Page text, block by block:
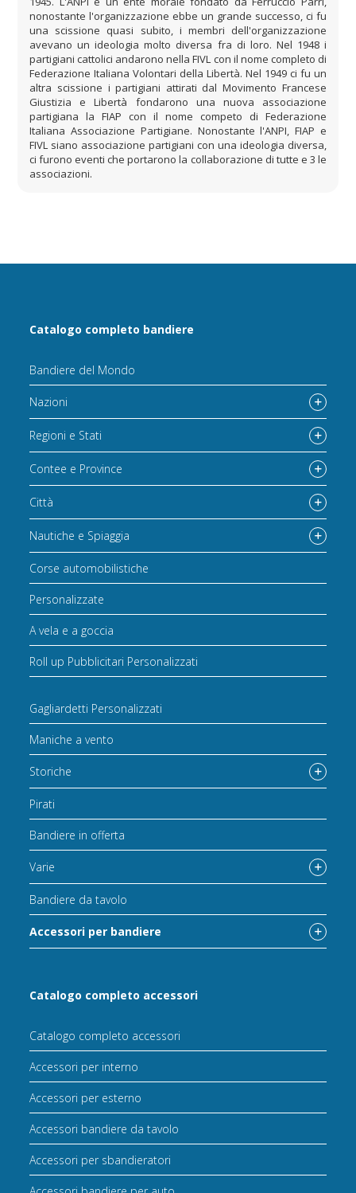
nonostante l'organizzazione ebbe un grande successo, ci fu
una scissione quasi subito, i membri dell'organizzazione
avevano un ideologia molto diversa fra di loro. Nel 1948 i
partigiani cattolici andarono nella FIVL con il nome completo di
Federazione Italiana Volontari della Libertà. Nel 1949 ci fu un
altra scissione i partigiani attirati dal Movimento Francese
Giustizia e Libertà fondarono una nuova associazione
partigiana la FIAP con il nome competo di Federazione
Italiana Associazione Partigiane. Nonostante l'ANPI, FIAP e
FIVL siano associazione partigiani con una ideologia diversa,
ci furono eventi che portarono la collaborazione di tutte e 3 le
associazioni.
Catalogo completo bandiere
Bandiere del Mondo
Nazioni
Regioni e Stati
Contee e Province
Città
Nautiche e Spiaggia
Corse automobilistiche
Personalizzate
A vela e a goccia
Roll up Pubblicitari Personalizzati
Gagliardetti Personalizzati
Maniche a vento
Storiche
Pirati
Bandiere in offerta
Varie
Bandiere da tavolo
Accessori per bandiere
Catalogo completo accessori
Catalogo completo accessori
Accessori per interno
Accessori per esterno
Accessori bandiere da tavolo
Accessori per sbandieratori